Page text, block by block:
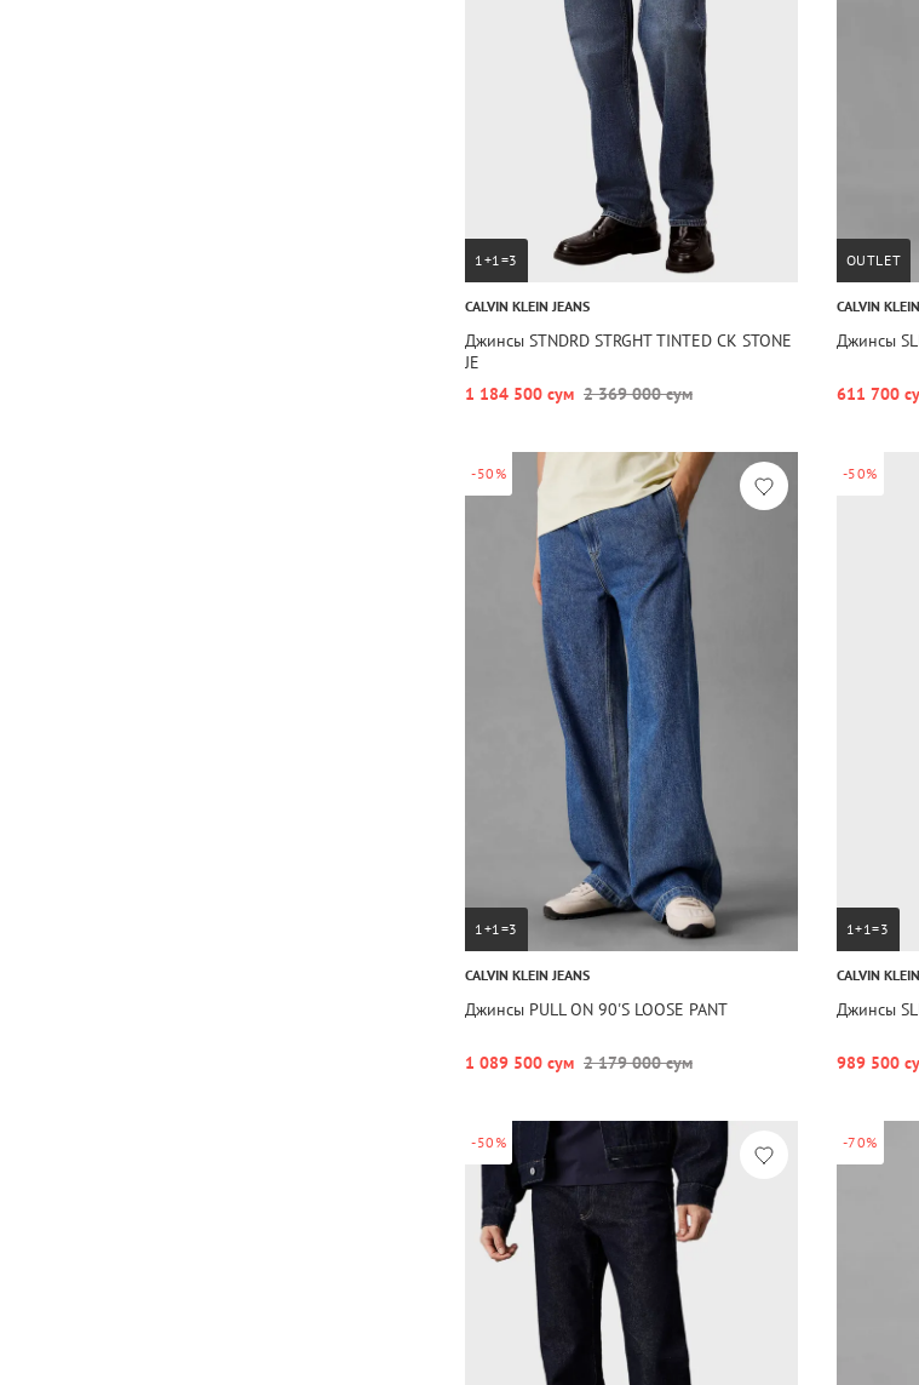
1+1=3
CALVIN KLEIN JEANS
Джинсы STNDRD STRGHT TINTED CK STONE
JE
1 184 500 сум 2 369 000 сум
OUTLET
CALVIN
Джинсы
611 700
-50%
1+1=3
CALVIN KLEIN JEANS
Джинсы PULL ON 90'S LOOSE PANT
1 089 500 сум 2 179 000 сум
-50%
1+1=3
CALVIN
Джинсы
989 500
-50% -70%